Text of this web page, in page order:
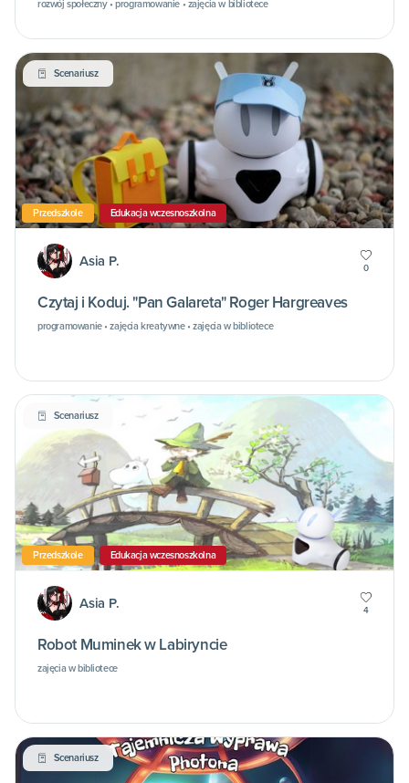
rozwój społeczny • programowanie • zajęcia w bibliotece
Scenariusz
Przedszkole Edukacja wczesnoszkolna
Asia P. 0
Czytaj i Koduj. "Pan Galareta" Roger Hargreaves
programowanie • zajęcia kreatywne • zajęcia w bibliotece
Scenariusz
Przedszkole Edukacja wczesnoszkolna
Asia P. 4
Robot Muminek w Labiryncie
zajęcia w bibliotece
Scenariusz